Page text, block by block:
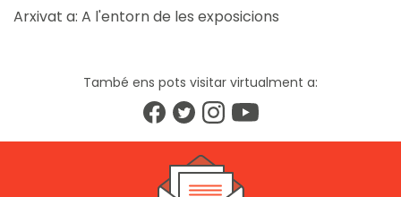
Arxivat a: A l'entorn de les exposicions
També ens pots visitar virtualment a: